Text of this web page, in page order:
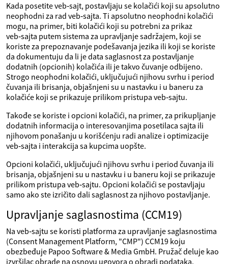
Kada posetite veb‑sajt, postavljaju se kolačići koji su apsolutno
neophodni za rad veb‑sajta. Ti apsolutno neophodni kolačići
mogu, na primer, biti kolačići koji su potrebni za prikaz
veb‑sajta putem sistema za upravljanje sadržajem, koji se
koriste za prepoznavanje podešavanja jezika ili koji se koriste
da dokumentuju da li je data saglasnost za postavljanje
dodatnih (opcionih) kolačića ili je takvo čuvanje odbijeno.
Strogo neophodni kolačići, uključujući njihovu svrhu i period
čuvanja ili brisanja, objašnjeni su u nastavku i u baneru za
kolačiće koji se prikazuje prilikom pristupa veb‑sajtu.
Takođe se koriste i opcioni kolačići, na primer, za prikupljanje
dodatnih informacija o interesovanjima posetilaca sajta ili
njihovom ponašanju u korišćenju radi analize i optimizacije
veb‑sajta i interakcija sa kupcima uopšte.
Opcioni kolačići, uključujući njihovu svrhu i period čuvanja ili
brisanja, objašnjeni su u nastavku i u baneru koji se prikazuje
prilikom pristupa veb‑sajtu. Opcioni kolačići se postavljaju
samo ako ste izričito dali saglasnost za njihovo postavljanje.
Upravljanje saglasnostima (CCM19)
Na veb‑sajtu se koristi platforma za upravljanje saglasnostima
(Consent Management Platform, "CMP") CCM19 koju
obezbeđuje Papoo Software & Media GmbH. Pružač deluje kao
izvršilac obrade na osnovu ugovora o obradi podataka.